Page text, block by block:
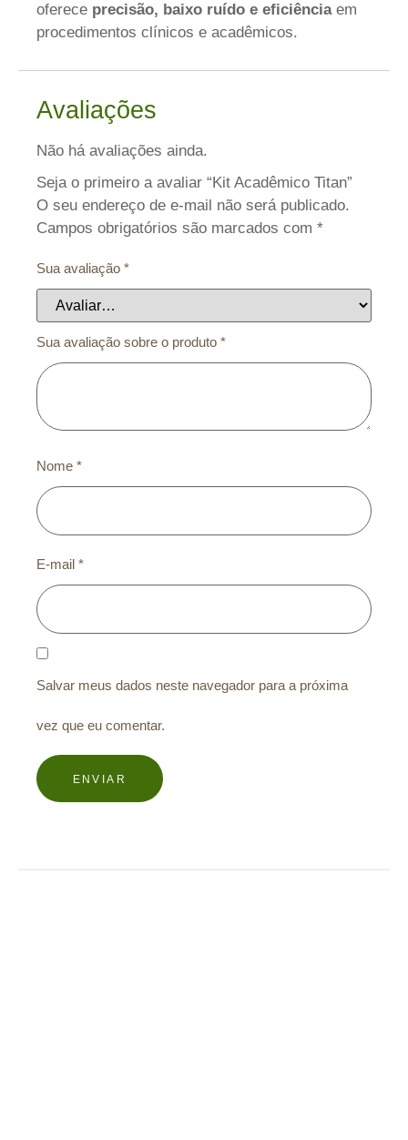
oferece precisão, baixo ruído e eficiênciaem
procedimentos clínicos e acadêmicos.
Avaliações
Não há avaliações ainda.
Seja o primeiro a avaliar “Kit Acadêmico Titan”
O seu endereço de e-mail não será publicado.
Campos obrigatórios são marcados com *
Sua avaliação *
Sua avaliação sobre o produto *
Nome *
E-mail *
Salvar meus dados neste navegador para a próxima
vez que eu comentar.